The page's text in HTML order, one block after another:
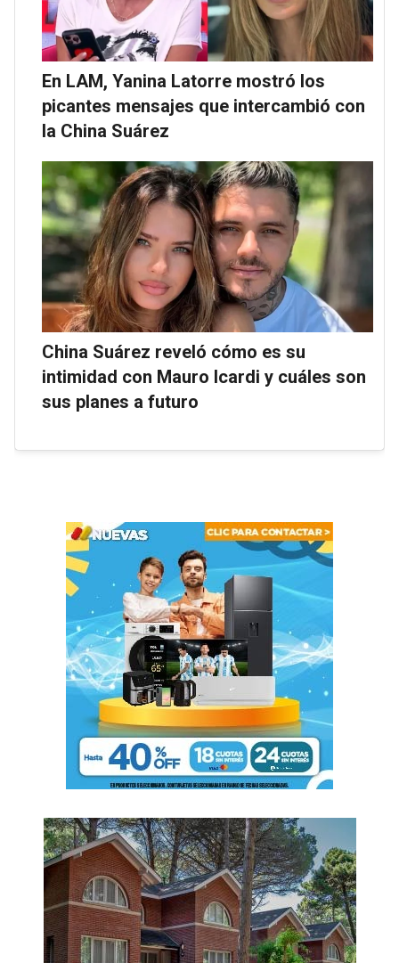
En LAM, Yanina Latorre mostró los
picantes mensajes que intercambió con
la China Suárez
China Suárez reveló cómo es su
intimidad con Mauro Icardi y cuáles son
sus planes a futuro